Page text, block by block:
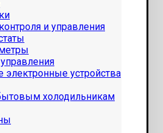
и управления
электронные устройства
холодильникам